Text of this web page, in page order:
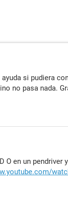
si pudiera
no pasa nada.
O en un pendriver